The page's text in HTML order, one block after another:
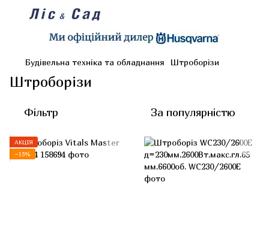
Будівельна техніка та обладнання Штроборізи
Штроборізи
Фільтр За популярністю
АКЦІЯ
−15%